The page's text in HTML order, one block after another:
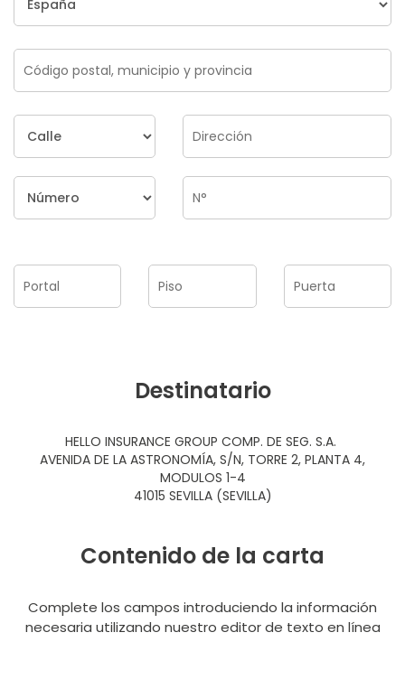
Destinatario
HELLO INSURANCE GROUP COMP. DE SEG. S.A.
AVENIDA DE LA ASTRONOMÍA, S/N, TORRE 2, PLANTA 4,
MODULOS 1-4
41015 SEVILLA (SEVILLA)
Contenido de la carta
Complete los campos introduciendo la información
necesaria utilizando nuestro editor de texto en línea